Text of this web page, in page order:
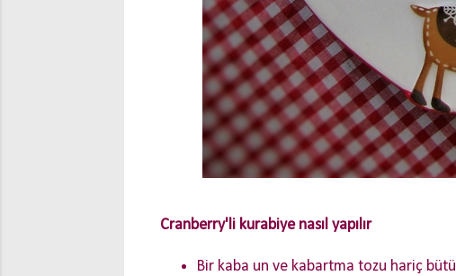
Cranberry'li kurabiye nasıl yapılır
Bir kaba un ve kabartma tozu hariç